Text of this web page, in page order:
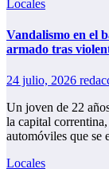
Locales
Vandalismo en el
armado tras
24 julio, 2026
Un joven de 22
la capital
automóviles que se
Locales